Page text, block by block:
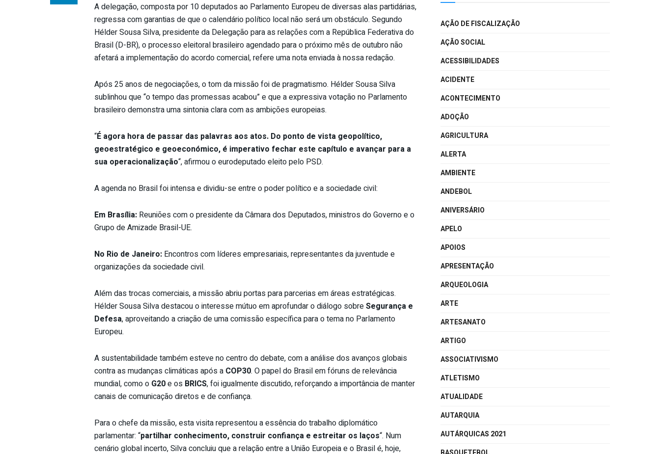
A delegação, composta por 10 deputados ao Parlamento Europeu de diversas alas partidárias,
regressa com garantias de que o calendário político local não será um obstáculo. Segundo
Hélder Sousa Silva, presidente da Delegação para as relações com a República Federativa do
Brasil (D-BR), o processo eleitoral brasileiro agendado para o próximo mês de outubro não
afetará a implementação do acordo comercial, refere uma nota enviada à nossa redação.
Após 25 anos de negociações, o tom da missão foi de pragmatismo. Hélder Sousa Silva
sublinhou que “o tempo das promessas acabou” e que a expressiva votação no Parlamento
brasileiro demonstra uma sintonia clara com as ambições europeias.
“É agora hora de passar das palavras aos atos. Do ponto de vista geopolítico,
geoestratégico e geoeconómico, é imperativo fechar este capítulo e avançar para a
sua operacionalização“, afirmou o eurodeputado eleito pelo PSD.
A agenda no Brasil foi intensa e dividiu-se entre o poder político e a sociedade civil:
Em Brasília: Reuniões com o presidente da Câmara dos Deputados, ministros do Governo e o
Grupo de Amizade Brasil-UE.
No Rio de Janeiro: Encontros com líderes empresariais, representantes da juventude e
organizações da sociedade civil.
Além das trocas comerciais, a missão abriu portas para parcerias em áreas estratégicas.
Hélder Sousa Silva destacou o interesse mútuo em aprofundar o diálogo sobreSegurança e
Defesa, aproveitando a criação de uma comissão específica para o tema no Parlamento
Europeu.
A sustentabilidade também esteve no centro do debate, com a análise dos avanços globais
contra as mudanças climáticas após a COP30. O papel do Brasil em fóruns de relevância
mundial, como o G20e os BRICS, foi igualmente discutido, reforçando a importância de manter
canais de comunicação diretos e de confiança.
Para o chefe da missão, esta visita representou a essência do trabalho diplomático
parlamentar: “partilhar conhecimento, construir confiança e estreitar os laços“. Num
cenário global incerto, Silva concluiu que a relação entre a União Europeia e o Brasil é, hoje,
AÇÃO DE FISCALIZAÇÃO
AÇÃO SOCIAL
ACESSIBILIDADES
ACIDENTE
ACONTECIMENTO
ADOÇÃO
AGRICULTURA
ALERTA
AMBIENTE
ANDEBOL
ANIVERSÁRIO
APELO
APOIOS
APRESENTAÇÃO
ARQUEOLOGIA
ARTE
ARTESANATO
ARTIGO
ASSOCIATIVISMO
ATLETISMO
ATUALIDADE
AUTARQUIA
AUTÁRQUICAS 2021